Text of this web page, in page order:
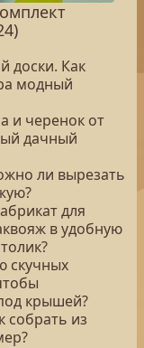
доски. Как
модный
и черенок от
дачный
ли вырезать
для
в удобную
скучных
крышей?
собрать из